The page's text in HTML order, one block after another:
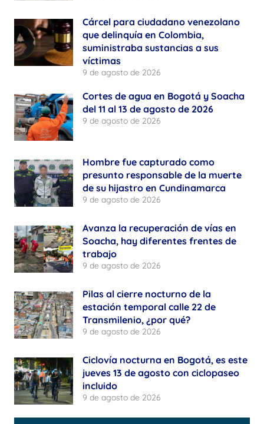
Cárcel para ciudadano venezolano
que delinquía en Colombia,
suministraba sustancias a sus
víctimas
9 de agosto de 2026
Cortes de agua en Bogotá y Soacha
del 11 al 13 de agosto de 2026
9 de agosto de 2026
Hombre fue capturado como
presunto responsable de la muerte
de su hijastro en Cundinamarca
9 de agosto de 2026
Avanza la recuperación de vías en
Soacha, hay diferentes frentes de
trabajo
9 de agosto de 2026
Pilas al cierre nocturno de la
estación temporal calle 22 de
Transmilenio, ¿por qué?
9 de agosto de 2026
Ciclovía nocturna en Bogotá, es este
jueves 13 de agosto con ciclopaseo
incluido
9 de agosto de 2026